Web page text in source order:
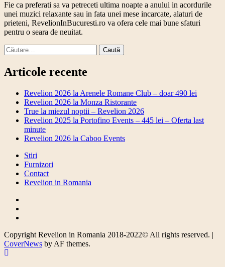
Fie ca preferati sa va petreceti ultima noapte a anului in acordurile
unei muzici relaxante sau in fata unei mese incarcate, alaturi de
prieteni, RevelionInBucuresti.ro va ofera cele mai bune sfaturi
pentru o seara de neuitat.
Caută
după:
Articole recente
Revelion 2026 la Arenele Romane Club – doar 490 lei
Revelion 2026 la Monza Ristorante
True la miezul noptii – Revelion 2026
Revelion 2025 la Portofino Events – 445 lei – Oferta last
minute
Revelion 2026 la Caboo Events
Stiri
Furnizori
Contact
Revelion in Romania
Copyright Revelion in Romania 2018-2022© All rights reserved. |
CoverNews by AF themes.